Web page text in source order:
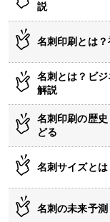
説
名刺印刷とは
名刺とは？ビ
解説
名刺印刷の歴
どる
名刺サイズと
名刺の未来予